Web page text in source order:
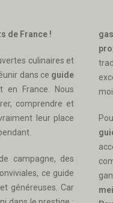
de France !
culinaires et
dans ce guide
en France. Nous
comprendre et
leur place
campagne, des
ce guide
généreuses. Car